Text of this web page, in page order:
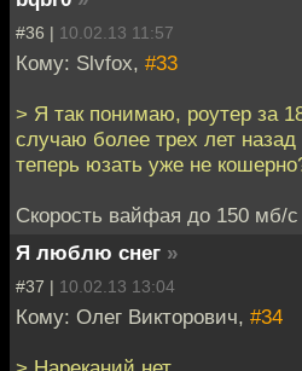
#36 | 10.02.13 11:57
Кому: Slvfox, #33
> Я так понимаю, роутер за
случаю более трех лет
теперь юзать уже не
Скорость вайфая до 150 мб/с
Я люблю снег »
#37 | 10.02.13 13:04
Кому: Олег Викторович, #34